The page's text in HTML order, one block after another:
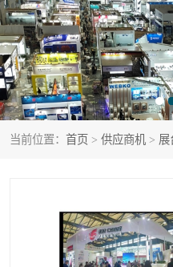
当前位置： 首页 > 供应商机 > 展
展台装修搭建
展厅装修
展会装修设计
活动策划